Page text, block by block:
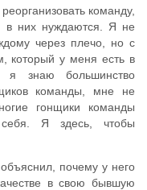
команду,
в них нуждаются. Я не
через плечо, но с
который у меня есть в
я знаю большинство
команды, мне не
гонщики команды
себя. Я здесь, чтобы
почему у него
в свою бывшую